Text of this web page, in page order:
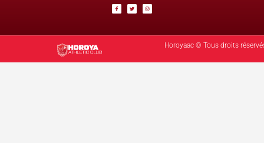
Horoyaac © Tous droits